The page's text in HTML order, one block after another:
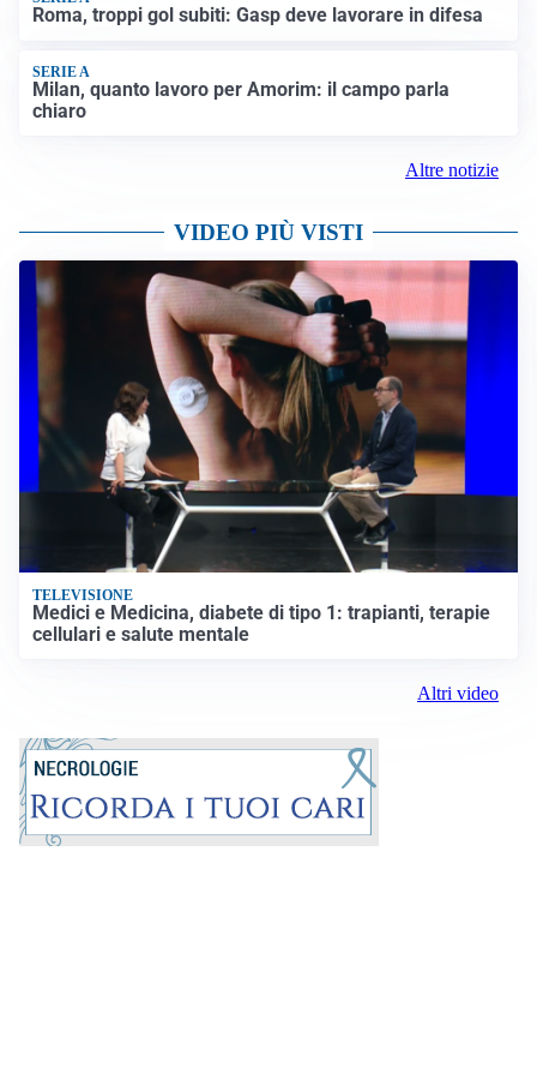
Roma, troppi gol subiti: Gasp deve lavorare in difesa
SERIE A
Milan, quanto lavoro per Amorim: il campo parla
chiaro
Altre notizie
VIDEO PIÙ VISTI
TELEVISIONE
Medici e Medicina, diabete di tipo 1: trapianti, terapie
cellulari e salute mentale
Altri video